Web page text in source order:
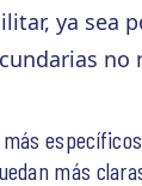
ya sea
no
más